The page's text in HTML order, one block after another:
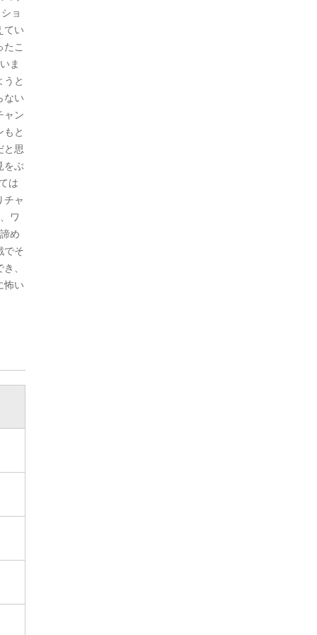
ョ
てい
こ
ま
と
ない
ャン
と
と思
をぶ
は
チャ
ワ
め
でそ
、
怖い